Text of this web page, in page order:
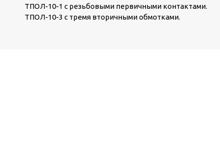
ТПОЛ-10-1 с резьбовыми первичными контактами.
ТПОЛ-10-3 с тремя вторичными обмотками.